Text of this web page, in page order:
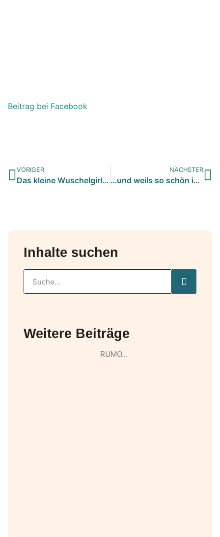
Beitrag bei Facebook
VORIGER
Das kleine Wuschelgirl Fulga hat den 6er im Lotto und zieht …
NÄCHSTER
…und weils so schön ist: nochmal 2 Glücksmäuse zum Mitfreu…
Inhalte suchen
Weitere Beiträge
RUMO…